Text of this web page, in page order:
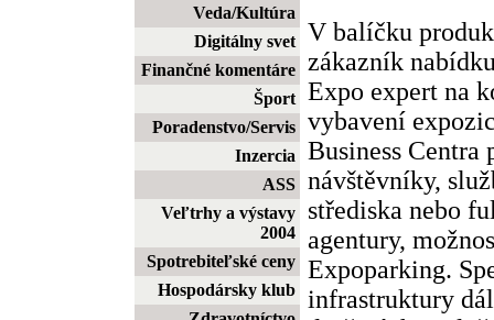
Veda/Kultúra
Digitálny svet
Finančné komentáre
Šport
Poradenstvo/Servis
Inzercia
ASS
Veľtrhy a výstavy
2004
Spotrebiteľské ceny
Hospodársky klub
V balíčku
zákazník
Expo expert na
vybavení
Business Centra
návštěvníky,
střediska nebo
agentury,
Expoparking.
infrastruktury